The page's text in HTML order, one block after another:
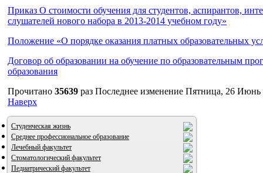
Приказ О стоимости обучения для студентов, аспирантов,
слушателей нового набора в 2013-2014 учебном году»
Положение «О порядке оказания платных образовательных
Договор об образовании на обучение по образовательным
образования
Прочитано 35639 раз Последнее изменение Пятница, 26 Июнь
Наверх
Студенческая жизнь
Среднее профессиональное образование
Лечебный факультет
Стоматологический факультет
Педиатрический факультет